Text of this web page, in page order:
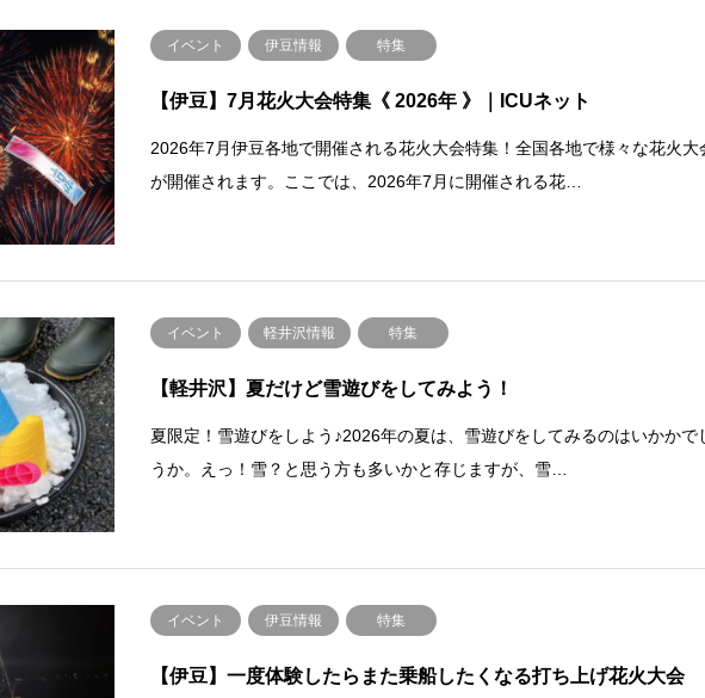
イベント 伊豆情報 特集
【伊豆】7月花火大会特集《 2026年 》｜ICUネット
2026年7月伊豆各地で開催される花火大会特集！全国各地で様々な花火大
が開催されます。ここでは、2026年7月に開催される花…
イベント 軽井沢情報 特集
【軽井沢】夏だけど雪遊びをしてみよう！
夏限定！雪遊びをしよう♪2026年の夏は、雪遊びをしてみるのはいかかで
うか。えっ！雪？と思う方も多いかと存じますが、雪…
イベント 伊豆情報 特集
【伊豆】一度体験したらまた乗船したくなる打ち上げ花火大会